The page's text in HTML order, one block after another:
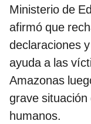
Ministerio de
afirmó que
declaraciones
ayuda a las
Amazonas
grave
humanos.